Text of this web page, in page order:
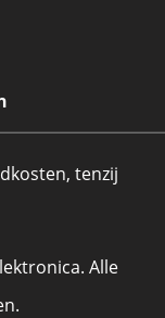
tenzij
Alle